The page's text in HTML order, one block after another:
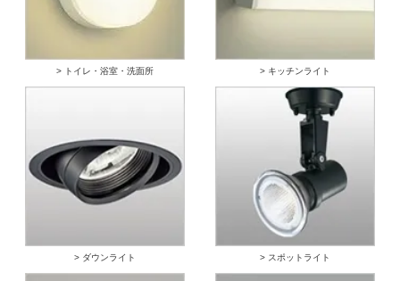
> トイレ・浴室・洗面所 > キッチンライト
> ダウンライト > スポットライト